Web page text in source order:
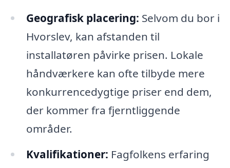
Geografisk placering: Selvom du bor i
Hvorslev, kan afstanden til
installatøren påvirke prisen. Lokale
håndværkere kan ofte tilbyde mere
konkurrencedygtige priser end dem,
der kommer fra fjerntliggende
områder.
Kvalifikationer: Fagfolkens erfaring